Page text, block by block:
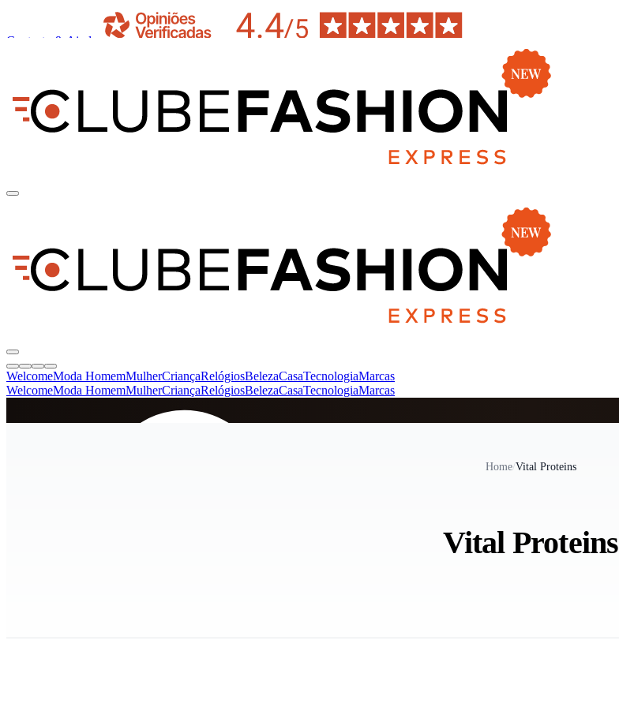
Contacto & Ajuda
WelcomeModa HomemMulherCriançaRelógiosBelezaCasaTecnologiaMarcas
WelcomeModa HomemMulherCriançaRelógiosBelezaCasaTecnologiaMarcas
Home/Vital Proteins
Vital Proteins